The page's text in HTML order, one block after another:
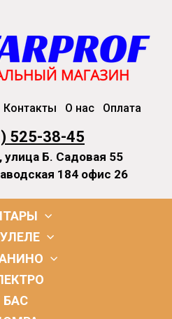
Контакты О нас Оплата
525-38-45
улица Б. Садовая 55
184 офис 26
БАС